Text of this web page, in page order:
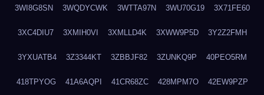
3WI8G8SN 3WQDYCWK 3WTTA97N 3WU70G19 3X71FE60
3XC4DIU7 3XMIH0VI 3XMLLD4K 3XWW9P5D 3Y2Z2FMH
3YXUATB4 3Z3344KT 3ZBBJF82 3ZUNKQ9P 40PEO5RM
418TPYOG 41A6AQPI 41CR68ZC 428MPM7O 42EW9PZP